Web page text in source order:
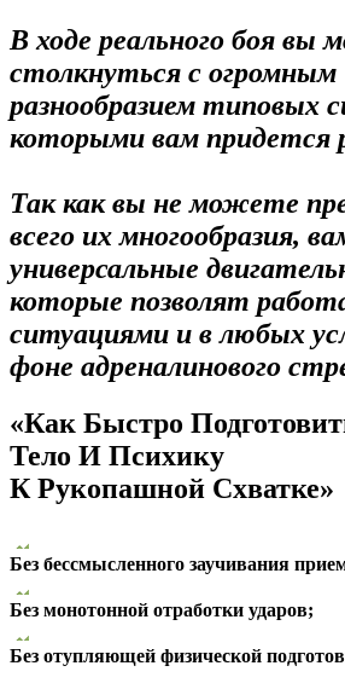
В ходе реального боя вы
столкнуться с огромным
разнообразием типовых
которыми вам придется
Так как вы не можете
всего их многообразия,
универсальные
которые позволят
ситуациями и в любых
фоне адреналинового
«Как Быстро
Тело И Психику
К Рукопашной Схватке»
Без бессмысленного заучивания
Без монотонной отработки ударов;
Без отупляющей физической